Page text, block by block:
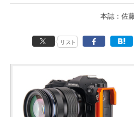
本誌：佐
リスト